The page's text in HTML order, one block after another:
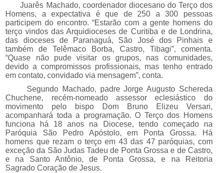
Juarês Machado, coordenador diocesano do Terço dos
Homens, a expectativa é que de 250 a 300 pessoas
participem do encontro. “Estarão com a gente homens do
terço vindos das Arquidioceses de Curitiba e de Londrina,
das dioceses de Paranaguá, São José dos Pinhais e
também de Telêmaco Borba, Castro, Tibagi”, comenta.
“Quase não pude visitar os grupos, nas comunidades,
devido a compromissos profissionais, mas tenho entrado
em contato, convidado via mensagem”, conta.
Segundo Machado, padre Jorge Augusto Schereda
Chuchene, recém-nomeado assessor eclesiástico do
movimento pelo bispo Dom Bruno Elizeu Versari,
acompanhará toda a programação. O Terço dos Homens
funciona há 18 anos na Diocese, tendo começado na
Paróquia São Pedro Apóstolo, em Ponta Grossa. Há
homens que rezam o terço em 43 das 47 paróquias, com
exceção da São Judas Tadeu de Ponta Grossa e de Castro,
e na Santo Antônio, de Ponta Grossa, e na Reitoria
Sagrado Coração de Jesus.